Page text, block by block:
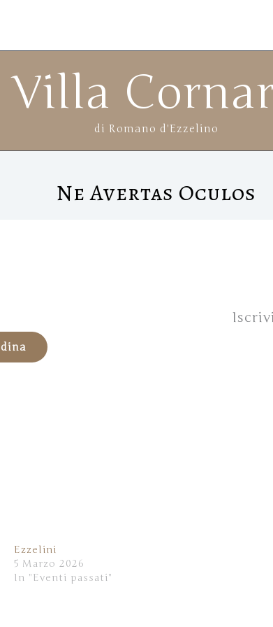
Villa
di Romano d'Ezzelino
Ne Avertas Oculos
Ezzelini
5 Marzo 2026
In "Eventi passati"